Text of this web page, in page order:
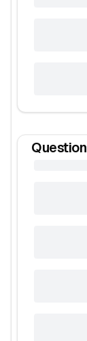
Question